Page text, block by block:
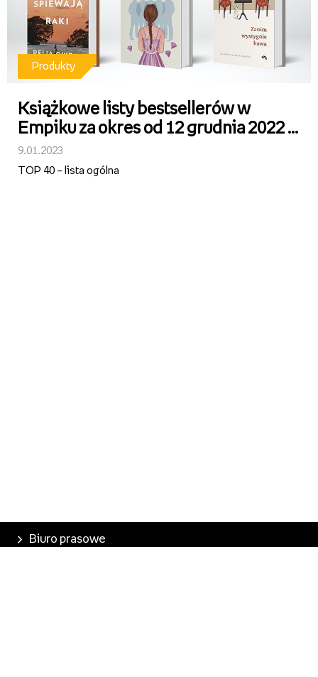
Produkty
Książkowe listy bestsellerów w
Empiku za okres od 12 grudnia 2022 r.
do 1 stycznia 2023 r.
9.01.2023
TOP 40 – lista ogólna
Biuro prasowe